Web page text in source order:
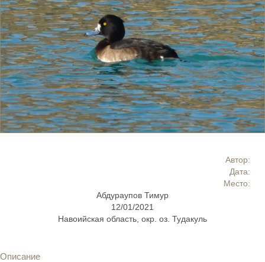
Автор:
Дата:
Место:
Абдураупов Тимур
12/01/2021
Навоийская область, окр. оз. Тудакуль
Описание